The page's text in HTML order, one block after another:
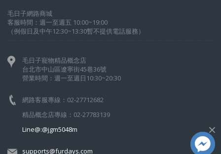
×
毛日子網路商城
客服時間：週一至週五 10:00~19:00
（例假日及中午12:30~13:30暫不提供電話服務）
毛日子寵物精品概念店
台北市中山區遼寧街45巷36號
營業時間：週一至週日10:30~20:30
網路客服專線：02-27712682
精品概念店專線：02-27783139
Line@:@jgm5048m
supports@furdays.com